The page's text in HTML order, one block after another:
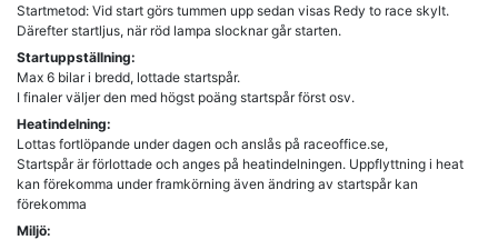
Startmetod: Vid start görs tummen upp sedan visas Redy to race skylt.
Därefter startljus, när röd lampa slocknar går starten.
Startuppställning:
Max 6 bilar i bredd, lottade startspår.
I finaler väljer den med högst poäng startspår först osv.
Heatindelning:
Lottas fortlöpande under dagen och anslås på raceoffice.se,
Startspår är förlottade och anges på heatindelningen. Uppflyttning i heat
kan förekomma under framkörning även ändring av startspår kan
förekomma
Miljö: